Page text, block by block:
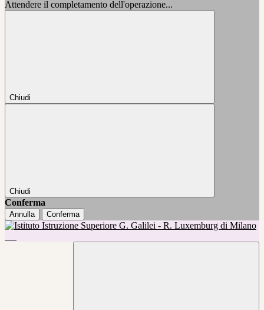
Attendere il completamento dell'operazione...
Chiudi
Chiudi
Conferma
Annulla Conferma